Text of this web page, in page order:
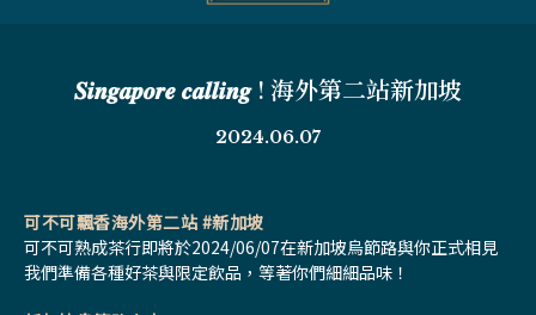
𝑺𝒊𝒏𝒈𝒂𝒑𝒐𝒓𝒆 𝒄𝒂𝒍𝒍𝒊𝒏𝒈 ! 海外第二站新加坡
2024.06.07
可不可飄香海外第二站 #新加坡
可不可熟成茶行即將於2024/06/07在新加坡烏節路與你正式相見
我們準備各種好茶與限定飲品，等著你們細細品味！